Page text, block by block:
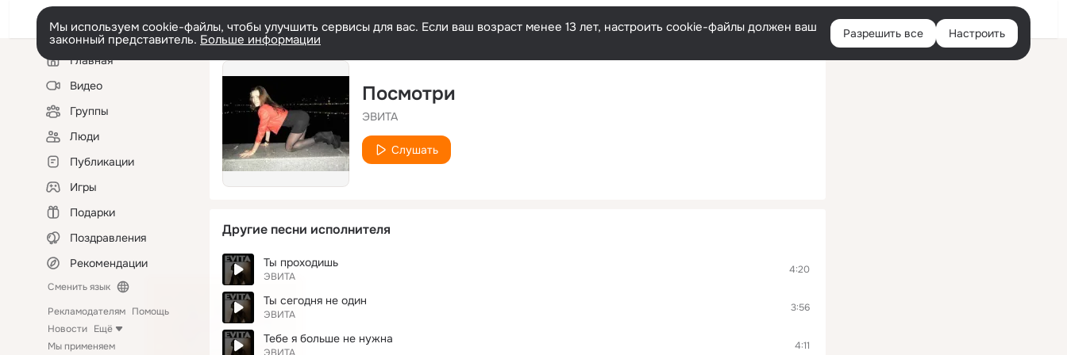
Войти
Мы используем cookie-файлы, чтобы улучшить сервисы для вас. Если ваш возраст менее 13 лет, настроить cookie-файлы должен ваш
законный представитель. Больше информации Разрешить все Настроить
Левая
колонкаГлавная
Видео
Группы
Люди
Публикации
Игры
Подарки
Поздравления
Рекомендации
Сменить язык
Рекламодателям Помощь
Новости Ещё
Мы применяем
Посмотри
ЭВИТА
Слушать
Другие песни исполнителя
Ты проходишь
ЭВИТА
4:20
Ты сегодня не один
ЭВИТА
3:56
Тебе я больше не нужна 4:11